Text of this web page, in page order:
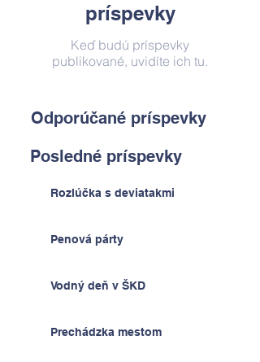
príspevky
Keď budú príspevky
publikované, uvidíte ich tu.
Odporúčané príspevky
Posledné príspevky
Rozlúčka s deviatakmi
Penová párty
Vodný deň v ŠKD
Prechádzka mestom